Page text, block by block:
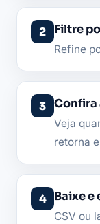
Filtre
Refine
Confira
Veja
retorna
Baixe e
CSV ou